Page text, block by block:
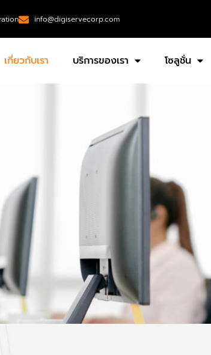
info@digiservecorp.com
เกี่ยวกับเรา บริการของเรา โซลูชั่น